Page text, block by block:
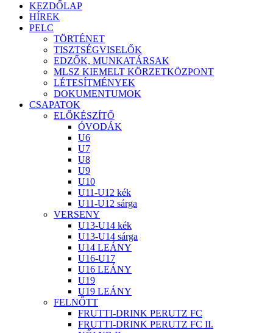
KEZDŐLAP
HÍREK
PELC
TÖRTÉNET
TISZTSÉGVISELŐK
EDZŐK, MUNKATÁRSAK
MLSZ KIEMELT KÖRZETKÖZPONT
LÉTESÍTMÉNYEK
DOKUMENTUMOK
CSAPATOK
ELŐKÉSZÍTŐ
ÓVODÁK
U6
U7
U8
U9
U10
U11-U12 kék
U11-U12 sárga
VERSENY
U13-U14 kék
U13-U14 sárga
U14 LEÁNY
U16-U17
U16 LEÁNY
U19
U19 LEÁNY
FELNŐTT
FRUTTI-DRINK PERUTZ FC
FRUTTI-DRINK PERUTZ FC II.